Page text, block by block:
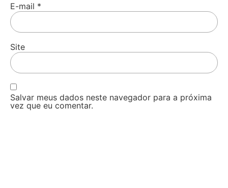
E-mail *
Site
Salvar meus dados neste navegador para a próxima
vez que eu comentar.